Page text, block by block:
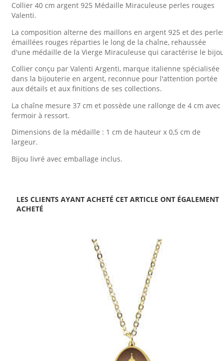
Collier 40 cm argent 925 Médaille Miraculeuse perles rouges
Valenti.
La composition alterne des maillons en argent 925 et des
émaillées rouges réparties le long de la chaîne, rehaussée
d'une médaille de la Vierge Miraculeuse qui caractérise le
Collier conçu par Valenti Argenti, marque italienne spécialisée
dans la bijouterie en argent, reconnue pour l'attention portée
aux détails et aux finitions de ses collections.
La chaîne mesure 37 cm et possède une rallonge de 4 cm avec
fermoir à ressort.
Dimensions de la médaille : 1 cm de hauteur x 0,5 cm de
largeur.
Bijou livré avec emballage inclus.
LES CLIENTS AYANT ACHETÉ CET ARTICLE ONT ÉGALEMENT
ACHETÉ